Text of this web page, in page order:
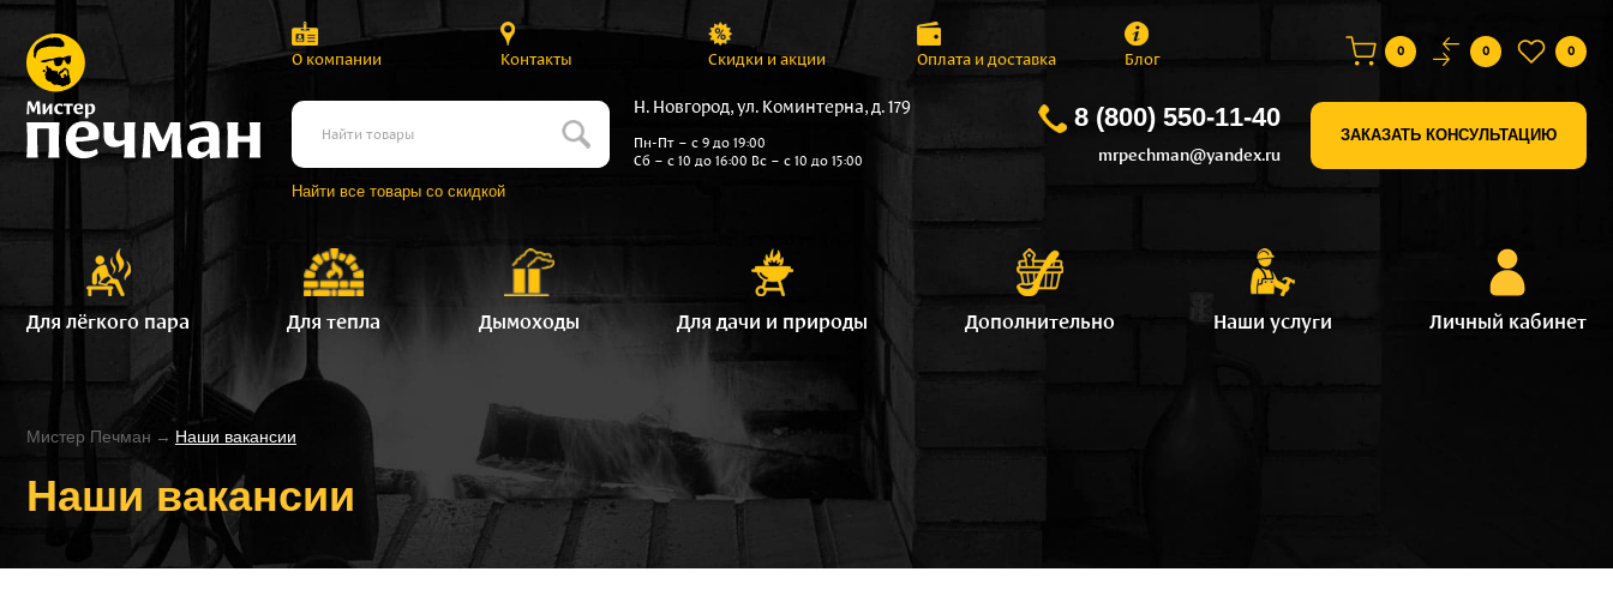
О компании Контакты Скидки и акции Оплата и доставка Блог 0 0 0
Найти все товары со скидкой
Н. Новгород, ул. Коминтерна, д. 179
Пн-Пт – с 9 до 19:00
Сб – с 10 до 16:00 Вс – с 10 до 15:00
8 (800) 550-11-40
mrpechman@yandex.ru
ЗАКАЗАТЬ КОНСУЛЬТАЦИЮ
Для лёгкого пара Для тепла Дымоходы Для дачи и природы Дополнительно Наши услуги Личный кабинет
Мистер Печман → Наши вакансии
Наши вакансии